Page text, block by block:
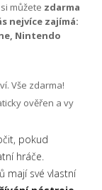
můžete zdarma
nejvíce zajímá:
Nintendo
Vše zdarma!
ověřen a vy
pokud
hráče.
mají své vlastní